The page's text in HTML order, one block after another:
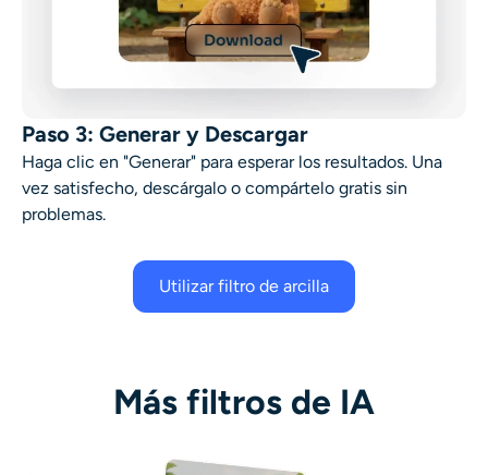
Paso 3: Generar y Descargar
Haga clic en "Generar" para esperar los resultados. Una
vez satisfecho, descárgalo o compártelo gratis sin
problemas.
Utilizar filtro de arcilla
Más filtros de IA